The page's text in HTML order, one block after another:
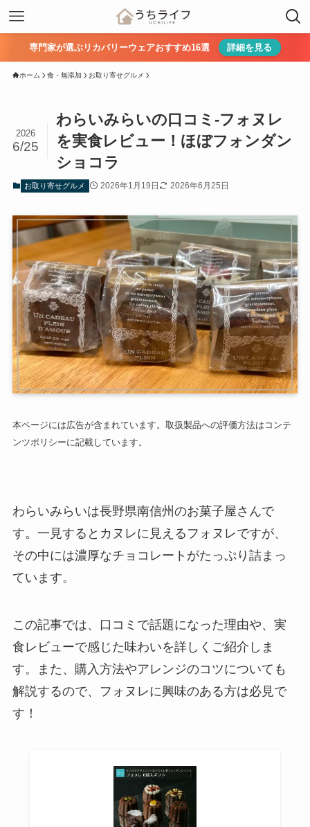
専門家が選ぶリカバリーウェアおすすめ16選 詳細を見る
ホーム 食・無添加 お取り寄せグルメ
わらいみらいの口コミ-フォヌレ
を実食レビュー！ほぼフォンダン
ショコラ
2026
6/25
お取り寄せグルメ 2026年1月19日 2026年6月25日
本ページには広告が含まれています。取扱製品への評価方法はコンテ
ンツポリシーに記載しています。
わらいみらいは長野県南信州のお菓子屋さんで
す。一見するとカヌレに見えるフォヌレですが、
その中には濃厚なチョコレートがたっぷり詰まっ
ています。
この記事では、口コミで話題になった理由や、実
食レビューで感じた味わいを詳しくご紹介しま
す。また、購入方法やアレンジのコツについても
解説するので、フォヌレに興味のある方は必見で
す！